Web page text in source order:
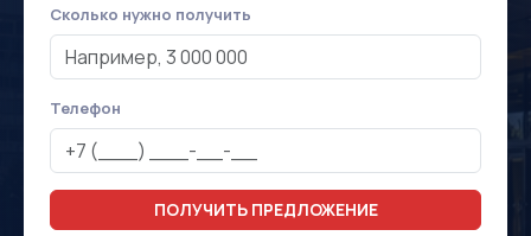
Сколько нужно получить
Телефон
ПОЛУЧИТЬ ПРЕДЛОЖЕНИЕ